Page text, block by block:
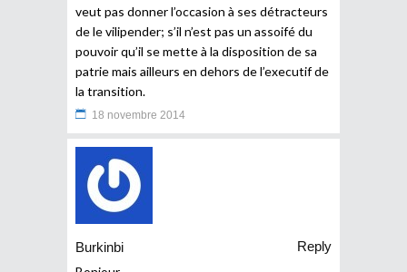
veut pas donner l’occasion à ses détracteurs
de le vilipender; s’il n’est pas un assoifé du
pouvoir qu’il se mette à la disposition de sa
patrie mais ailleurs en dehors de l’executif de
la transition.
18 novembre 2014
Burkinbi
Reply